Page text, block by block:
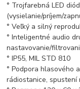
° Trojfarebná LED
(vysielanie/príjem/
° Veľký a silný
° Inteligentné audio
nastavovanie/
° IP55, MIL STD 810
° Podpora hlasového
rádiostanice, spustení